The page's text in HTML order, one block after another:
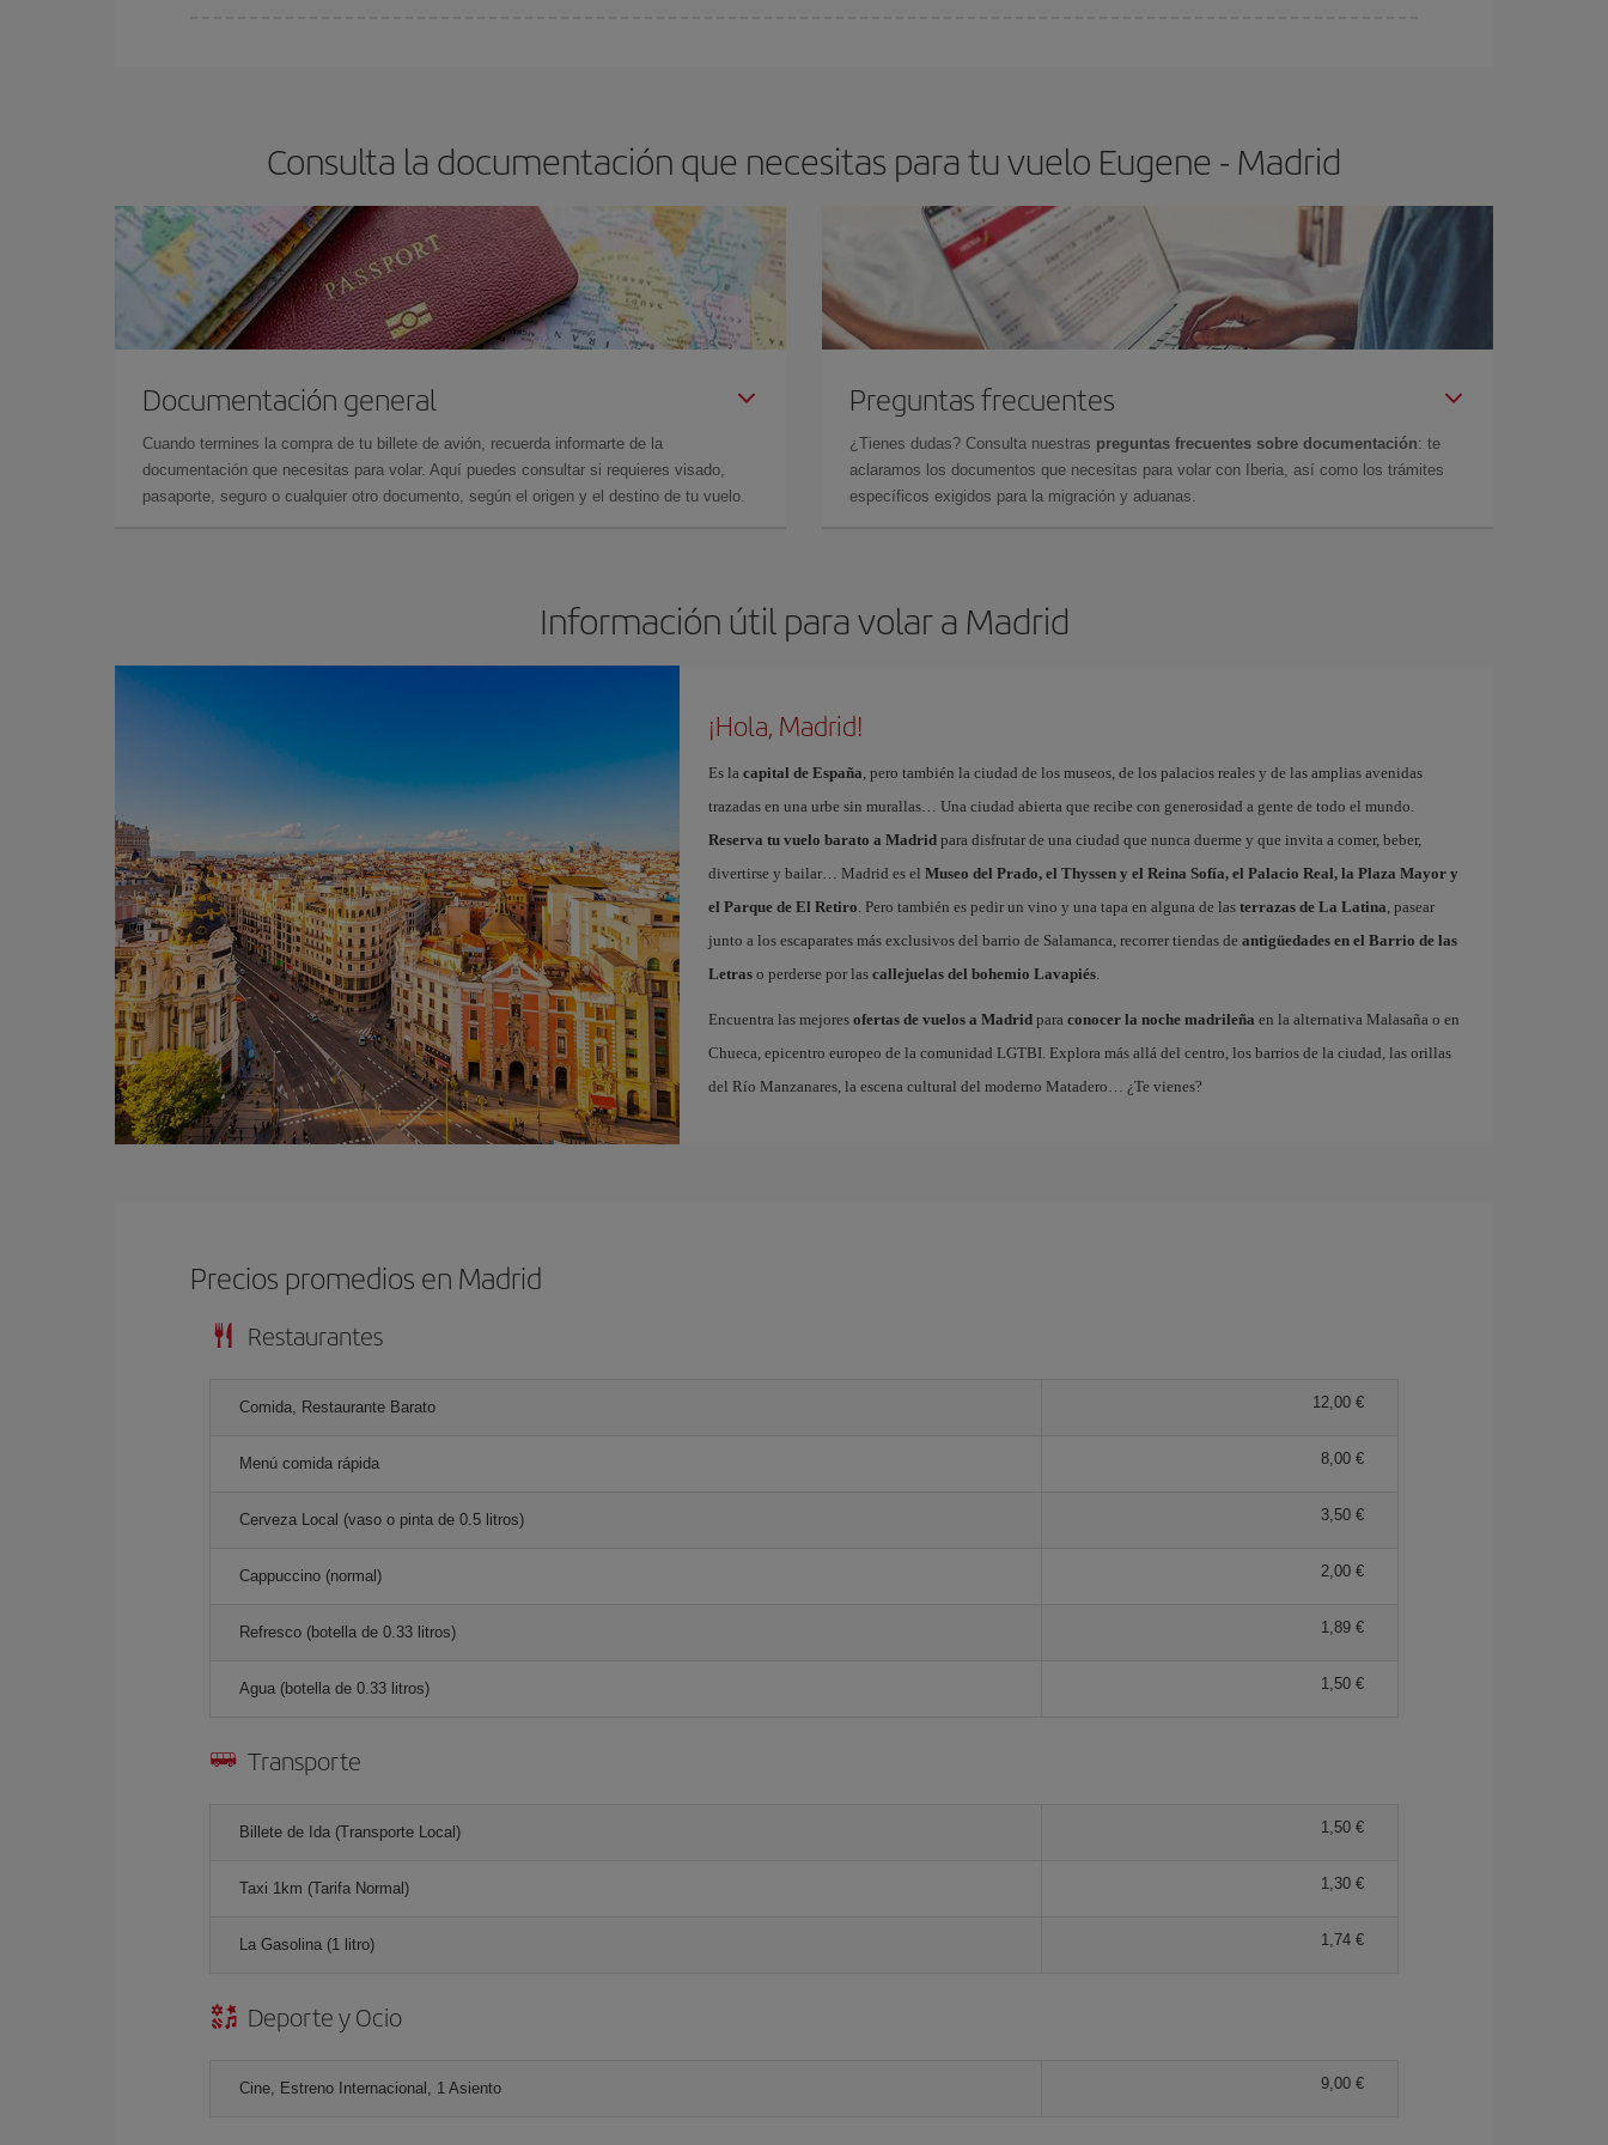
Consulta la documentación que necesitas para tu vuelo Eugene - Madrid
Documentación general
Cuando termines la compra de tu billete de avión, recuerda informarte de la
documentación que necesitas para volar. Aquí puedes consultar si requieres visado,
pasaporte, seguro o cualquier otro documento, según el origen y el destino de tu vuelo.
Preguntas frecuentes
¿Tienes dudas? Consulta nuestras preguntas frecuentes sobre documentación: te
aclaramos los documentos que necesitas para volar con Iberia, así como los trámites
específicos exigidos para la migración y aduanas.
Información útil para volar a Madrid
¡Hola, Madrid!
Es la capital de España, pero también la ciudad de los museos, de los palacios reales y de las amplias avenidas
trazadas en una urbe sin murallas… Una ciudad abierta que recibe con generosidad a gente de todo el mundo.
Reserva tu vuelo barato a Madridpara disfrutar de una ciudad que nunca duerme y que invita a comer, beber,
divertirse y bailar… Madrid es el Museo del Prado, el Thyssen y el Reina Sofía, el Palacio Real, la Plaza Mayor y
el Parque de El Retiro. Pero también es pedir un vino y una tapa en alguna de las terrazas de La Latina, pasear
junto a los escaparates más exclusivos del barrio de Salamanca, recorrer tiendas de antigüedades en el Barrio de las
Letraso perderse por las callejuelas del bohemio Lavapiés.
Encuentra las mejores ofertas de vuelos a Madridpara conocer la noche madrileña en la alternativa Malasaña o en
Chueca, epicentro europeo de la comunidad LGTBI. Explora más allá del centro, los barrios de la ciudad, las orillas
del Río Manzanares, la escena cultural del moderno Matadero… ¿Te vienes?
Precios promedios en Madrid
Restaurantes
Comida, Restaurante Barato 12,00 €
Menú comida rápida 8,00 €
Cerveza Local (vaso o pinta de 0.5 litros) 3,50 €
Cappuccino (normal) 2,00 €
Refresco (botella de 0.33 litros) 1,89 €
Agua (botella de 0.33 litros) 1,50 €
Transporte
Billete de Ida (Transporte Local) 1,50 €
Taxi 1km (Tarifa Normal) 1,30 €
La Gasolina (1 litro) 1,74 €
Deporte y Ocio
Cine, Estreno Internacional, 1 Asiento 9,00 €